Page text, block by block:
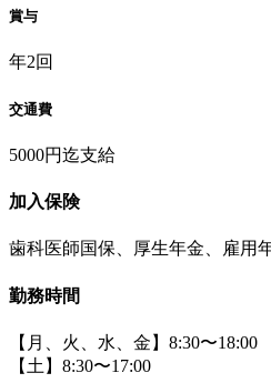
賞与
年2回
交通費
5000円迄支給
加入保険
歯科医師国保、厚生年金、雇用
勤務時間
【月、火、水、金】8:30〜18:00
【土】8:30〜17:00